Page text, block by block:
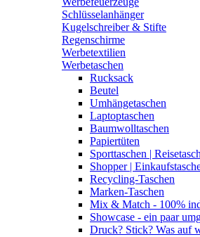
Schlüsselanhänger
Kugelschreiber & Stifte
Regenschirme
Werbetextilien
Werbetaschen
Rucksack
Beutel
Umhängetaschen
Laptoptaschen
Baumwolltaschen
Papiertüten
Sporttaschen |
Shopper |
Recycling-Taschen
Marken-Taschen
Mix & Match - 100%
Showcase - ein paar
Druck? Stick? Was auf